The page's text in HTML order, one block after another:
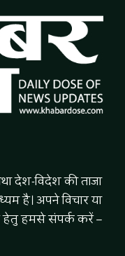
देश-विदेश की ताजा
है। अपने विचार या
हेतु हमसे संपर्क करें –